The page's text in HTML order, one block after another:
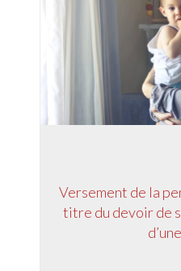
Versement de la
titre du devoir de